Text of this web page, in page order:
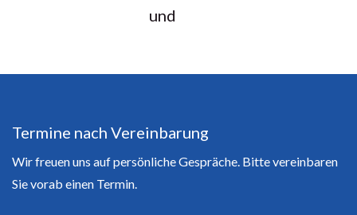
und
Termine nach Vereinbarung
Wir freuen uns auf persönliche Gespräche. Bitte vereinbaren
Sie vorab einen Termin.